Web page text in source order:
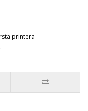
printera